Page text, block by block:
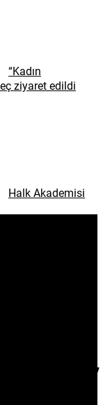
“Kadın
ziyaret edildi
Halk Akademisi